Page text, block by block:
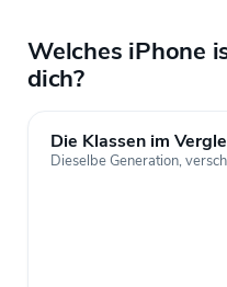
Welches iPhone
dich?
Die Klassen im
Dieselbe Generation,